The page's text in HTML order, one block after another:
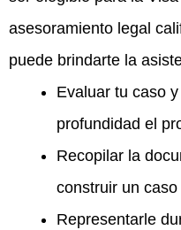
asesoramiento legal
puede brindarte la
Evaluar tu caso
profundidad el
Recopilar la
construir un caso
Representarle